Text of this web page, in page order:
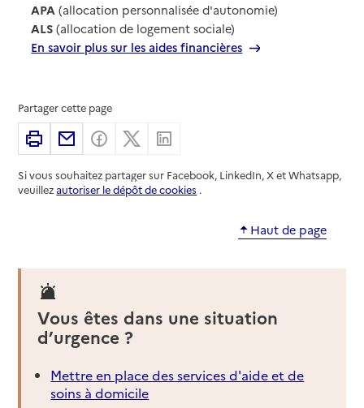
APA (allocation personnalisée d'autonomie)
ALS (allocation de logement sociale)
En savoir plus sur les aides financières
Partager cette page
ImprimerPartager par email
Partager sur Facebook
Partager sur X
Si vous souhaitez partager sur Facebook, LinkedIn, X et Whatsapp,
veuillezautoriser le dépôt de cookies .
Haut de page
Vous êtes dans une situation
d’urgence ?
Mettre en place des services d'aide et de
soins à domicile